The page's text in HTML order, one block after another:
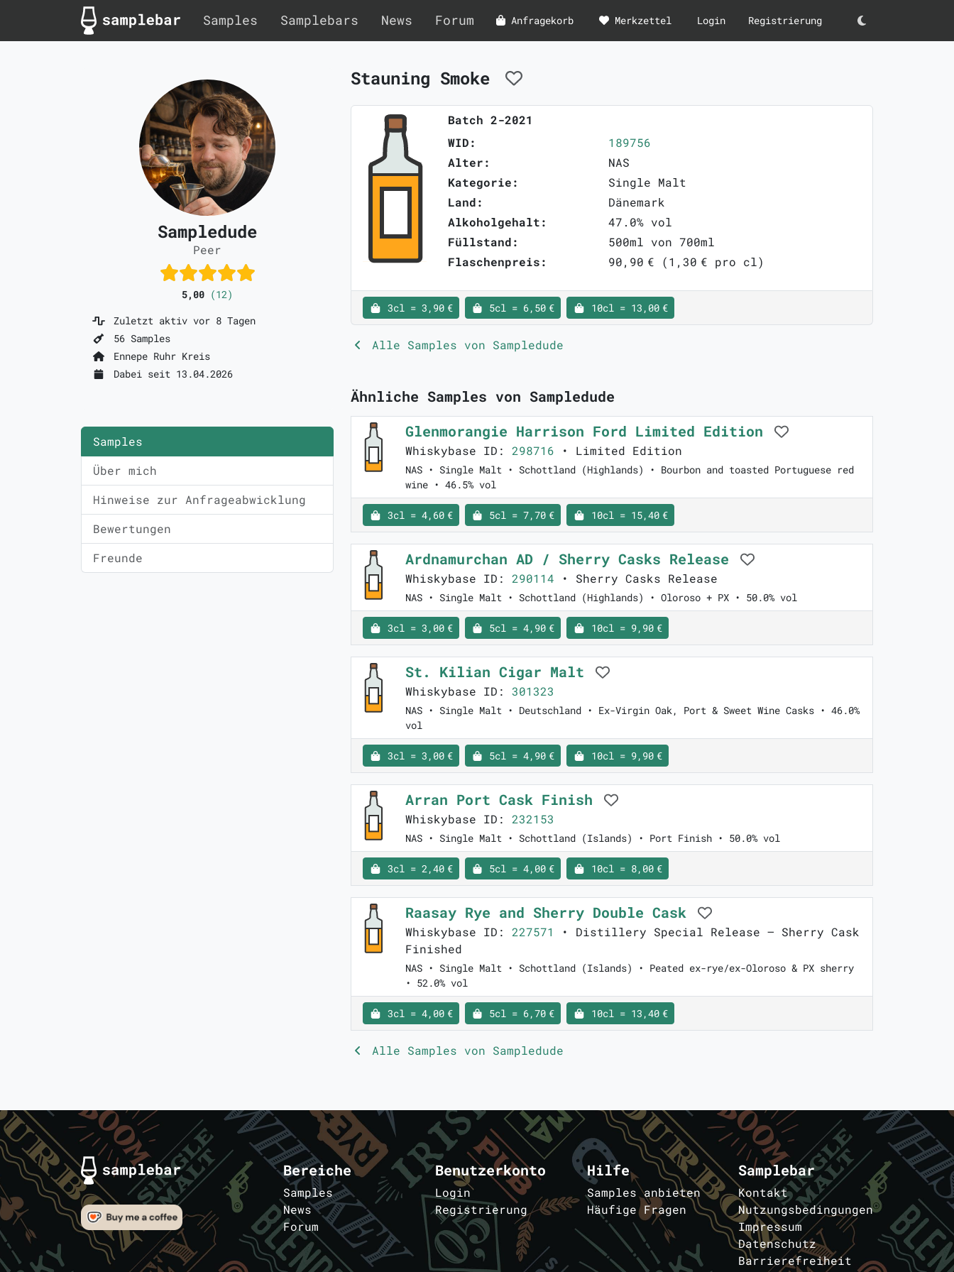
Samples Samplebars News Forum Anfragekorb Merkzettel Login Registrierung Darkmode
Sampledude
Peer
5,00 (12)
Zuletzt aktiv vor 8 Tagen
56 Samples
Ennepe Ruhr Kreis
Dabei seit 13.04.2026
Samples
Über mich
Hinweise zur Anfrageabwicklung
Bewertungen
Freunde
Stauning Smoke
Batch 2-2021
WID:
189756
Alter:
NAS
Kategorie:
Single Malt
Land:
Dänemark
Alkoholgehalt:
47.0% vol
Füllstand:
500ml von 700ml
Flaschenpreis:
90,90 € (1,30 € pro cl)
3cl = 3,90 € 5cl = 6,50 € 10cl = 13,00 €
Alle Samples von Sampledude
Ähnliche Samples von Sampledude
Glenmorangie Harrison Ford Limited Edition
Whiskybase ID: 298716 • Limited Edition
NAS • Single Malt • Schottland (Highlands) • Bourbon and toasted Portuguese red
wine • 46.5% vol
3cl = 4,60 € 5cl = 7,70 € 10cl = 15,40 €
Ardnamurchan AD / Sherry Casks Release
Whiskybase ID: 290114 • Sherry Casks Release
NAS • Single Malt • Schottland (Highlands) • Oloroso + PX • 50.0% vol
3cl = 3,00 € 5cl = 4,90 € 10cl = 9,90 €
St. Kilian Cigar Malt
Whiskybase ID: 301323
NAS • Single Malt • Deutschland • Ex-Virgin Oak, Port & Sweet Wine Casks • 46.0%
vol
3cl = 3,00 € 5cl = 4,90 € 10cl = 9,90 €
Arran Port Cask Finish
Whiskybase ID: 232153
NAS • Single Malt • Schottland (Islands) • Port Finish • 50.0% vol
3cl = 2,40 € 5cl = 4,00 € 10cl = 8,00 €
Raasay Rye and Sherry Double Cask
Whiskybase ID: 227571
• Distillery Special Release – Sherry Cask
Finished
NAS • Single Malt • Schottland (Islands) • Peated ex-rye/ex-Oloroso & PX sherry
• 52.0% vol
3cl = 4,00 € 5cl = 6,70 € 10cl = 13,40 €
Alle Samples von Sampledude
Bereiche
Samples
News
Forum
Benutzerkonto
Login
Registrierung
Hilfe
Samples anbieten
Häufige Fragen
Samplebar
Kontakt
Nutzungsbedingungen
Impressum
Datenschutz
Barrierefreiheit